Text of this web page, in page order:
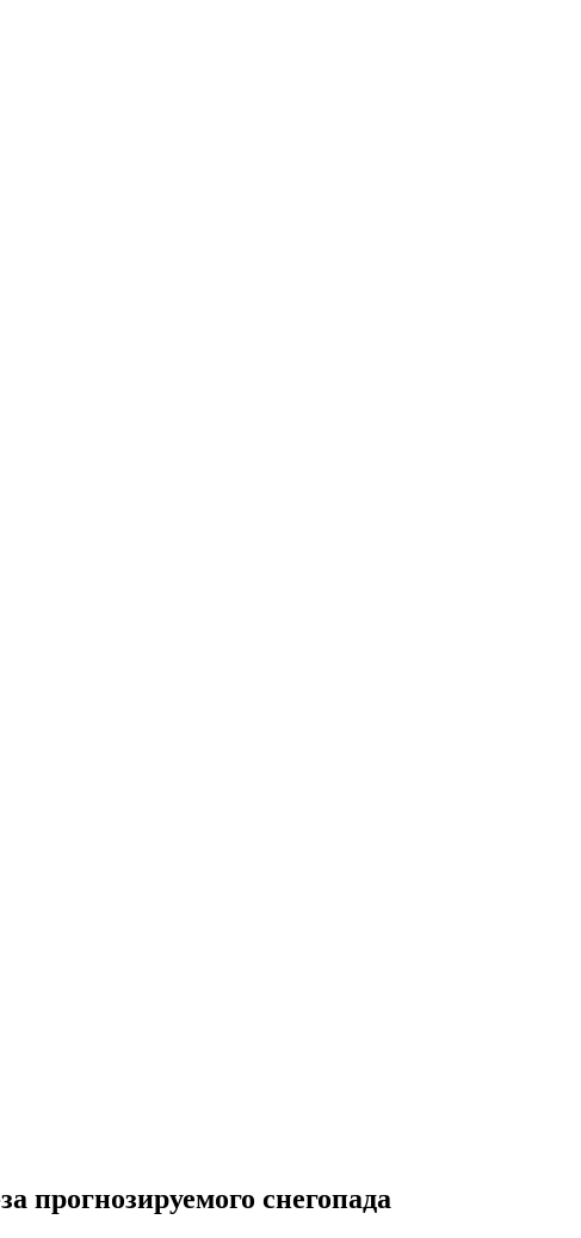
снегопада